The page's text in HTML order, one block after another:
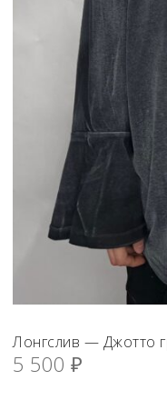
Лонгслив — Джотто
5 500 ₽